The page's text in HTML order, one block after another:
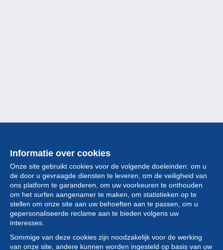
Informatie over cookies
Onze site gebruikt cookies voor de volgende doeleinden: om u
de door u gevraagde diensten te leveren, om de veiligheid van
ons platform te garanderen, om uw voorkeuren te onthouden
om het surfen aangenamer te maken, om statistieken op te
stellen om onze site aan uw behoeften aan te passen, om u
gepersonaliseerde reclame aan te bieden volgens uw
interesses.
Sommige van deze cookies zijn noodzakelijk voor de werking
van onze site, andere kunnen worden ingesteld op basis van uw
Collectie
Nieuws